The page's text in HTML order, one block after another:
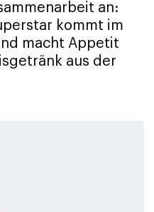
an:
kommt im
macht Appetit
aus der